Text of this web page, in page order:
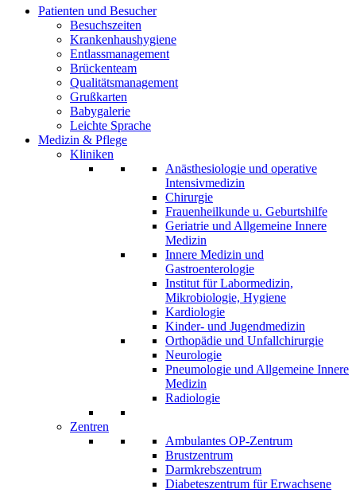
Patienten und Besucher
Besuchszeiten
Krankenhaushygiene
Entlassmanagement
Brückenteam
Qualitätsmanagement
Grußkarten
Babygalerie
Leichte Sprache
Medizin & Pflege
Kliniken
Anästhesiologie und operative
Intensivmedizin
Chirurgie
Frauenheilkunde u. Geburtshilfe
Geriatrie und Allgemeine Innere
Medizin
Innere Medizin und
Gastroenterologie
Institut für Labormedizin,
Mikrobiologie, Hygiene
Kardiologie
Kinder- und Jugendmedizin
Orthopädie und Unfallchirurgie
Neurologie
Pneumologie und Allgemeine Innere
Medizin
Radiologie
Zentren
Ambulantes OP-Zentrum
Brustzentrum
Darmkrebszentrum
Diabeteszentrum für Erwachsene